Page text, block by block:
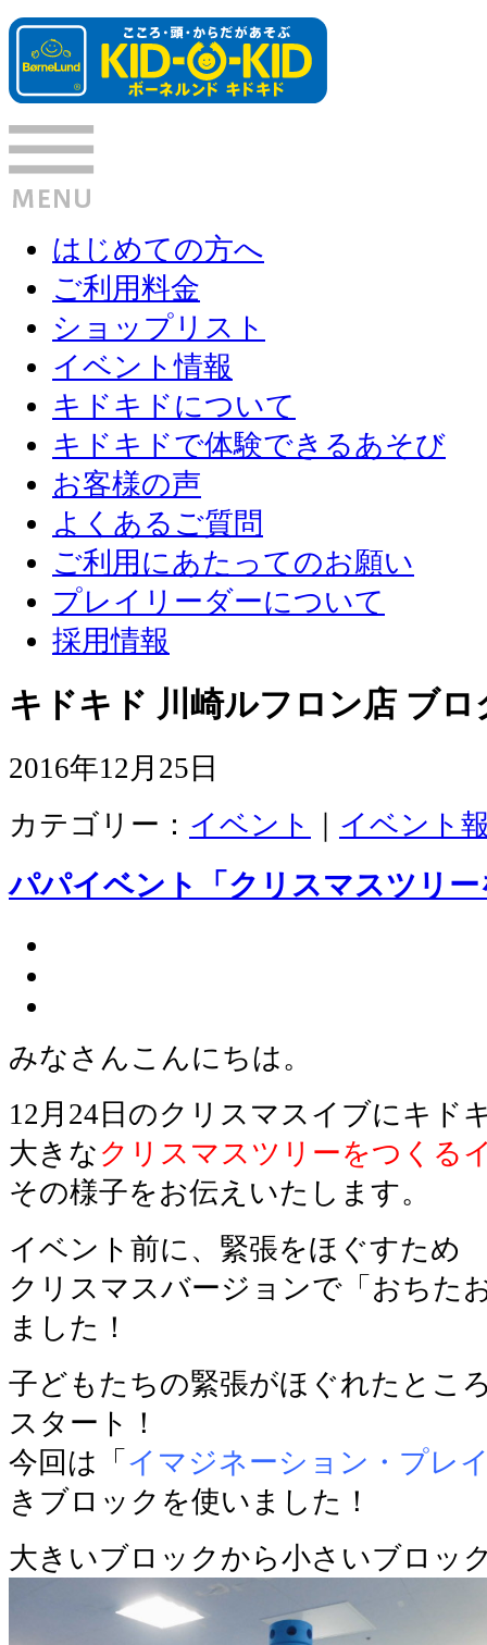
はじめての方へ
ご利用料金
ショップリスト
イベント情報
キドキドについて
キドキドで体験できるあそび
お客様の声
よくあるご質問
ご利用にあたってのお願い
プレイリーダーについて
採用情報
キドキド 川崎ルフロン店 ブロ
2016年12月25日
カテゴリー： イベント イベント
パパイベント「クリスマスツリ
みなさんこんにちは。
12月24日のクリスマスイブにキド
大きな クリスマスツリーをつくる
その様子をお伝えいたします。
イベント前に、緊張をほぐすため
クリスマスバージョンで「おちた
ました！
子どもたちの緊張がほぐれたとこ
スタート！
今回は「 イマジネーション・プレ
きブロックを使いました！
大きいブロックから小さいブロッ